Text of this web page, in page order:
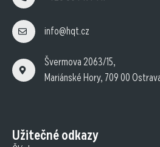
info@hqt.cz
Švermova 2063/15,
Mariánské Hory, 709 00
Užitečné odkazy